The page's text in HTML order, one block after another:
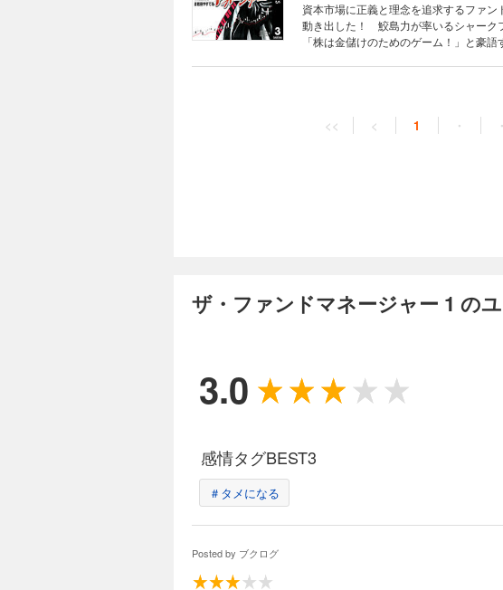
資本市場に正義と理念を追求するファ
動き出した！ 鮫島力が率いるシャーク
「株は金儲けのためのゲーム！」と豪
<< < 1 ・ ・
ザ・ファンドマネージャー 1 の
3.0
感情タグBEST3
＃タメになる
Posted by ブクログ